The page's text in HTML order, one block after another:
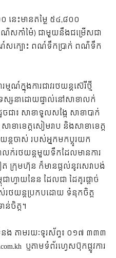
នេះមានតម្លៃ ៥៤,៨០០
ណ៌សកាំម៉ៃ) ជាមួយនឹងជម្រើសជា
សក្បោះ ពណ៍ទឹកប្រាក់ ពណ៌ទឹក
ក្នុងការជាវរថយន្តស៊េរីថ្មី
ស្សនាដោយផ្ទាល់នៅសាខាលក់
ា៖ សាខាទួលសង្កែ សាខាបាក់
ខាខេត្តសៀមរាប និងសាខាខេត្ត
តចាស់ របស់អ្នកមកប្តូរយក
ាលក់រថយន្តមួយទឹកដែលមានការ
ត ក្រុមហ៊ុន ក៏មានផ្តល់នូវសេវាបង់
វាយនែន ដែលជា ដៃគូរផ្តាច់
រថយន្តប្រកបដោយ ទំនុកចិត្ត
ចិត្ត។
ង តាមរយៈទូរស័ព្ទ៖ ០១៧ ៣៣៣
ឬតាមទំព័រហ្វេសប៊ុក​ផ្លូវការ